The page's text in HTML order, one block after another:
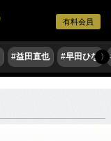
有料会員
#益田直也 #早田ひな 〉